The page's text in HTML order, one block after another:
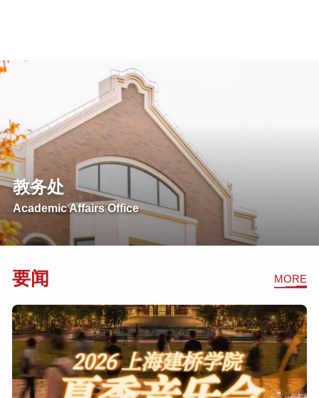
教务处
‌Academic Affairs Office
要闻 MORE
版
Copyright
/
青
语
青
桥